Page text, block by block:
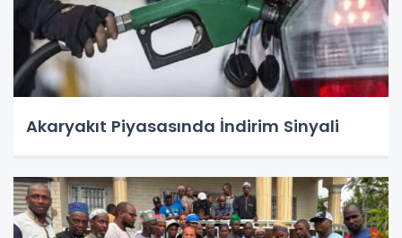
Akaryakıt Piyasasında İndirim Sinyali